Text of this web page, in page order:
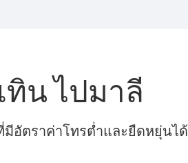
น ไปมาลี
มีอัตราค่าโทรต่ำและยืดหยุ่นได้